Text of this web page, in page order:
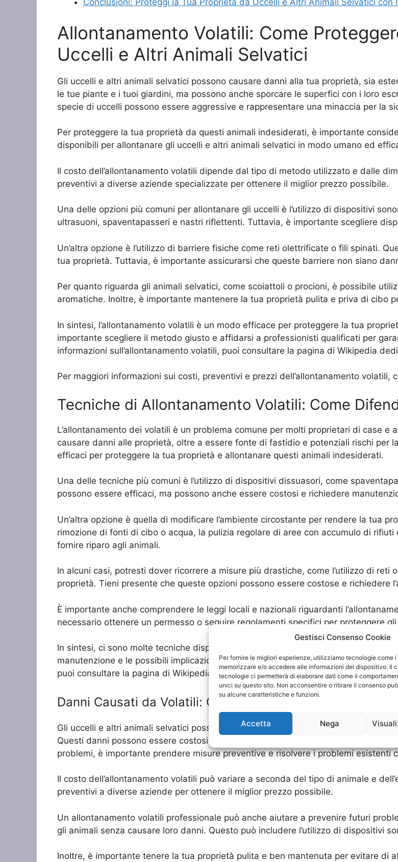
Gestisci Consenso Cookie
Per fornire le migliori esperienze, utilizziamo tecnologie come
memorizzare e/o accedere alle informazioni del dispositivo. Il
tecnologie ci permetterà di elaborare dati come il
unici su questo sito. Non acconsentire o ritirare il consenso
su alcune caratteristiche e funzioni.
Accetta Nega
Conclusioni: Proteggi la Tua Proprietà da Uccelli e Altri Animali Selvatici con
Allontanamento Volatili: Come
Uccelli e Altri Animali Selvatici
Gli uccelli e altri animali selvatici possono causare danni alla tua proprietà, sia
le tue piante e i tuoi giardini, ma possono anche sporcare le superfici con i loro
specie di uccelli possono essere aggressive e rappresentare una minaccia per la
Per proteggere la tua proprietà da questi animali indesiderati, è importante
disponibili per allontanare gli uccelli e altri animali selvatici in modo umano ed
Il costo dell’allontanamento volatili dipende dal tipo di metodo utilizzato e dalle
preventivi a diverse aziende specializzate per ottenere il miglior prezzo possibile.
Una delle opzioni più comuni per allontanare gli uccelli è l’utilizzo di dispositivi
ultrasuoni, spaventapasseri e nastri riflettenti. Tuttavia, è importante scegliere
Un’altra opzione è l’utilizzo di barriere fisiche come reti olettrificate o fili spinati.
tua proprietà. Tuttavia, è importante assicurarsi che queste barriere non siano
Per quanto riguarda gli animali selvatici, come scoiattoli o procioni, è possibile
aromatiche. Inoltre, è importante mantenere la tua proprietà pulita e priva di cibo
In sintesi, l’allontanamento volatili è un modo efficace per proteggere la tua
importante scegliere il metodo giusto e affidarsi a professionisti qualificati per
informazioni sull’allontanamento volatili, puoi consultare la pagina di Wikipedia
Per maggiori informazioni sui costi, preventivi e prezzi dell’allontanamento volatili,
Tecniche di Allontanamento Volatili: Come
L’allontanamento dei volatili è un problema comune per molti proprietari di case e
causare danni alle proprietà, oltre a essere fonte di fastidio e potenziali rischi per
efficaci per proteggere la tua proprietà e allontanare questi animali indesiderati.
Una delle tecniche più comuni è l’utilizzo di dispositivi dissuasori, come
possono essere efficaci, ma possono anche essere costosi e richiedere
Un’altra opzione è quella di modificare l’ambiente circostante per rendere la tua
rimozione di fonti di cibo o acqua, la pulizia regolare di aree con accumulo di
fornire riparo agli animali.
In alcuni casi, potresti dover ricorrere a misure più drastiche, come l’utilizzo di reti
proprietà. Tieni presente che queste opzioni possono essere costose e richiedere
È importante anche comprendere le leggi locali e nazionali riguardanti
necessario ottenere un permesso o seguire regolamenti specifici per proteggere gli
In sintesi, ci sono molte tecniche disponibili per allontanare i volatili dalla tua
manutenzione e le possibili implicazioni legali prima di scegliere la soluzione
puoi consultare la pagina di Wikipedia sull’allontanamento dei volatili.
Danni Causati da Volatili: Come Prevenire e Risolvere i
Gli uccelli e altri animali selvatici possono causare danni alla tua proprietà, come
Questi danni possono essere costosi da riparare e possono anche rappresentare
problemi, è importante prendere misure preventive e risolvere i problemi esistenti
Il costo dell’allontanamento volatili può variare a seconda del tipo di animale e
preventivi a diverse aziende per ottenere il miglior prezzo possibile.
Un allontanamento volatili professionale può anche aiutare a prevenire futuri
gli animali senza causare loro danni. Questo può includere l’utilizzo di dispositivi
Inoltre, è importante tenere la tua proprietà pulita e ben mantenuta per evitare di